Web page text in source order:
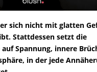
sich nicht mit glatten
Stattdessen setzt die
auf Spannung, innere
in der jede